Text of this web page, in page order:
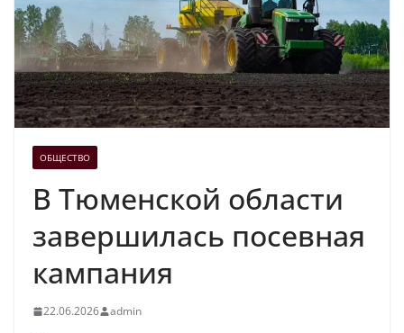
ОБЩЕСТВО
В Тюменской области
завершилась посевная
кампания
22.06.2026 admin